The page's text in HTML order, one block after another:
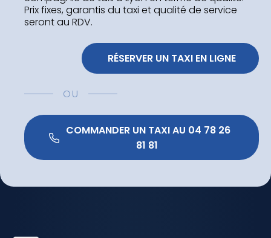
Prix fixes, garantis du taxi et qualité de service
seront au RDV.
RÉSERVER UN TAXI EN LIGNE
OU
COMMANDER UN TAXI AU 04 78 26